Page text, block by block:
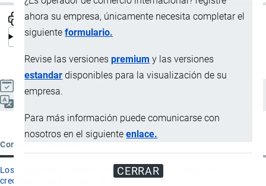
ahora su empresa, únicamente necesita completar el
siguienteformulario.
Revise las versionespremium y las versiones
estandar disponibles para la visualización de su
empresa.
Para más información puede comunicarse con
nosotros en el siguienteenlace.
CERRAR
Contenido reciente
Los 8 proyectos mineros más importantes que impulsan el
crecimiento de la minería en Ecuador